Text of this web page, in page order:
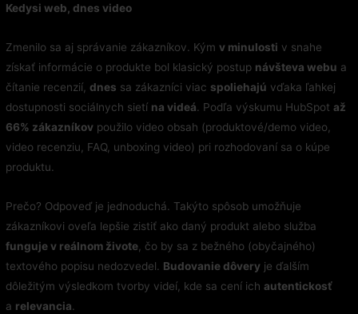
Kedysi web, dnes video
Zmenilo sa aj správanie zákazníkov. Kýmv minulosti v snahe
získať informácie o produkte bol klasický postup návšteva webu a
čítanie recenzií,dnes sa zákazníci viac spoliehajú vďaka ľahkej
dostupnosti sociálnych sietí na videá. Podľa výskumu HubSpotaž
66% zákazníkov použilo video obsah (produktové/demo video,
video recenziu, FAQ, unboxing video) pri rozhodovaní sa o kúpe
produktu.
Prečo? Odpoveď je jednoduchá. Takýto spôsob umožňuje
zákazníkovi oveľa lepšie zistiť ako daný produkt alebo služba
funguje v reálnom živote , čo by sa z bežného (obyčajného)
textového popisu nedozvedel. Budovanie dôvery je ďalším
dôležitým výsledkom tvorby videí, kde sa cení ichautentickosť
a relevancia.